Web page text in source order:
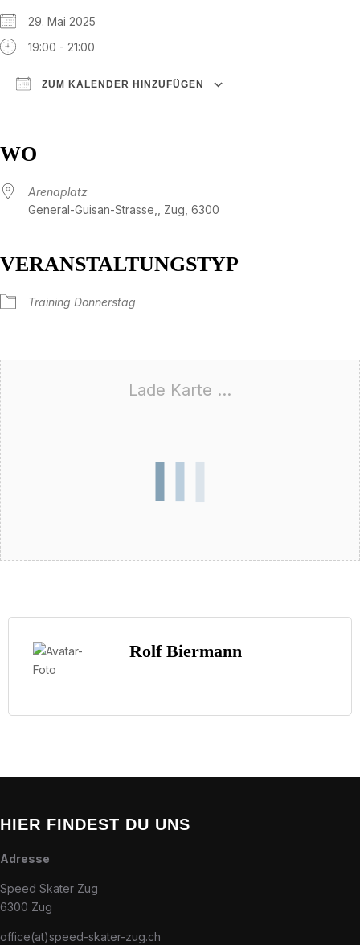
29. Mai 2025
19:00 - 21:00
ZUM KALENDER HINZUFÜGEN
WO
Arenaplatz
General-Guisan-Strasse,, Zug, 6300
VERANSTALTUNGSTYP
Training Donnerstag
Lade Karte ...
Rolf Biermann
HIER FINDEST DU UNS
Adresse
Speed Skater Zug
6300 Zug
office(at)speed-skater-zug.ch